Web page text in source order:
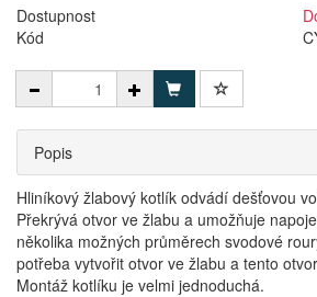
Dostupnost
Kód
Popis
Hliníkový žlabový kotlík odvádí dešťovou
Překrývá otvor ve žlabu a umožňuje
několika možných průměrech svodové
potřeba vytvořit otvor ve žlabu a tento
Montáž kotlíku je velmi jednoduchá.